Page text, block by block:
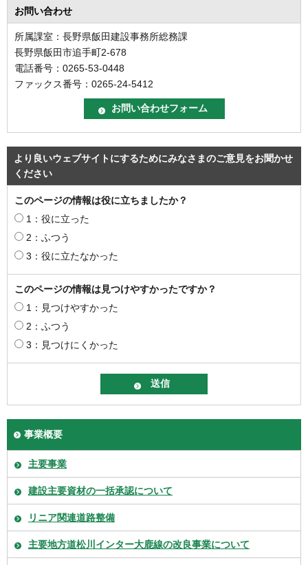
お問い合わせ
所属課室：長野県飯田建設事務所総務課
長野県飯田市追手町2-678
電話番号：0265-53-0448
ファックス番号：0265-24-5412
より良いウェブサイトにするためにみなさまのご意見をお聞かせ
ください
このページの情報は役に立ちましたか？
1：役に立った
2：ふつう
3：役に立たなかった
このページの情報は見つけやすかったですか？
1：見つけやすかった
2：ふつう
3：見つけにくかった
事業概要
主要事業
建設主要資材の一括承認について
リニア関連道路整備
主要地方道松川インター大鹿線の改良事業について